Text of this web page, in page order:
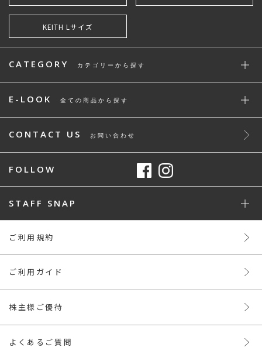
KEITH Lサイズ
CATEGORY カテゴリーから探す
E-LOOK 全ての商品から探す
CONTACT US お問い合わせ
FOLLOW
STAFF SNAP
ご利用規約
ご利用ガイド
株主様ご優待
よくあるご質問